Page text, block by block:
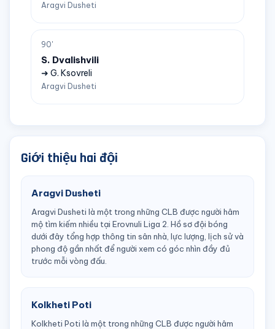
Aragvi Dusheti
90'
S. Dvalishvili
➜ G. Ksovreli
Aragvi Dusheti
Giới thiệu hai đội
Aragvi Dusheti
Aragvi Dusheti là một trong những CLB được người hâm
mộ tìm kiếm nhiều tại Erovnuli Liga 2. Hồ sơ đội bóng
dưới đây tổng hợp thông tin sân nhà, lực lượng, lịch sử và
phong độ gần nhất để người xem có góc nhìn đầy đủ
trước mỗi vòng đấu.
Kolkheti Poti
Kolkheti Poti là một trong những CLB được người hâm